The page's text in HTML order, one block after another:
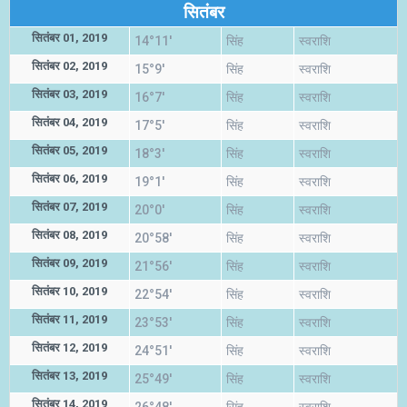
सितंबर
सितंबर 01, 2019 14°11' सिंह स्वराशि
सितंबर 02, 2019 15°9' सिंह स्वराशि
सितंबर 03, 2019 16°7' सिंह स्वराशि
सितंबर 04, 2019 17°5' सिंह स्वराशि
सितंबर 05, 2019 18°3' सिंह स्वराशि
सितंबर 06, 2019 19°1' सिंह स्वराशि
सितंबर 07, 2019 20°0' सिंह स्वराशि
सितंबर 08, 2019 20°58' सिंह स्वराशि
सितंबर 09, 2019 21°56' सिंह स्वराशि
सितंबर 10, 2019 22°54' सिंह स्वराशि
सितंबर 11, 2019 23°53' सिंह स्वराशि
सितंबर 12, 2019 24°51' सिंह स्वराशि
सितंबर 13, 2019 25°49' सिंह स्वराशि
सितंबर 14, 2019